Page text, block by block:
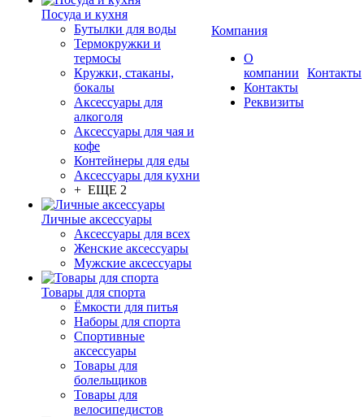
Посуда и кухня
Бутылки для воды
Термокружки и
термосы
Кружки, стаканы,
бокалы
Аксессуары для
алкоголя
Аксессуары для чая и
кофе
Контейнеры для еды
Аксессуары для кухни
+ ЕЩЕ 2
Личные аксессуары
Аксессуары для всех
Женские аксессуары
Мужские аксессуары
Товары для спорта
Ёмкости для питья
Наборы для спорта
Спортивные
аксессуары
Товары для
болельщиков
Товары для
велосипедистов
Компания
О
компании
Контакты
Реквизиты
Контакты